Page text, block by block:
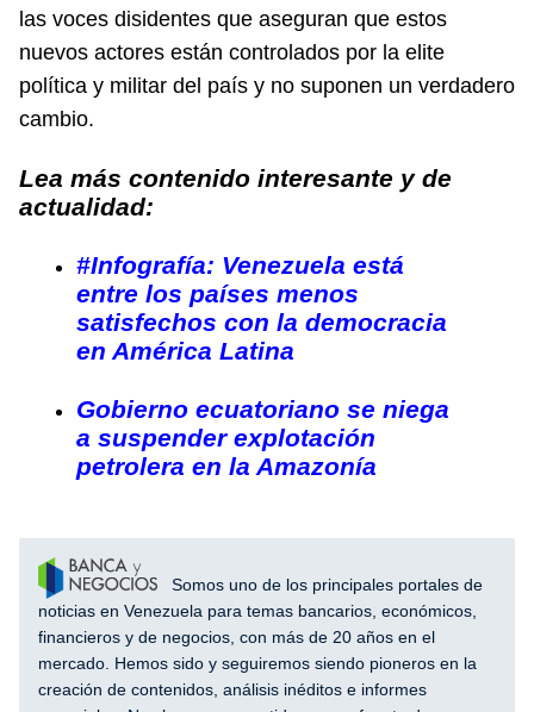
las voces disidentes que aseguran que estos
nuevos actores están controlados por la elite
política y militar del país y no suponen un verdadero
cambio.
Lea más contenido interesante y de
actualidad:
#Infografía: Venezuela está
entre los países menos
satisfechos con la democracia
en América Latina
Gobierno ecuatoriano se niega
a suspender explotación
petrolera en la Amazonía
Somos uno de los principales portales de
noticias en Venezuela para temas bancarios, económicos,
financieros y de negocios, con más de 20 años en el
mercado. Hemos sido y seguiremos siendo pioneros en la
creación de contenidos, análisis inéditos e informes